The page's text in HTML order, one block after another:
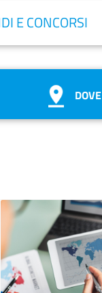
per raggiungere
E CONCORSI